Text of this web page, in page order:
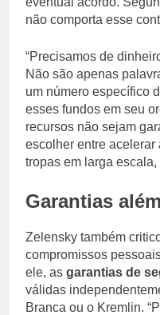
não comporta esse
“Precisamos de
Não são apenas
um número específico
esses fundos em seu
recursos não sejam
escolher entre acelerar
tropas em larga
Garantias
Zelensky também
compromissos
ele, as garantias de
válidas
Branca ou o Kremlin.